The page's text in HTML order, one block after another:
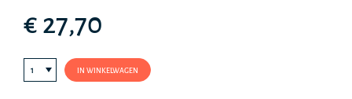
€ 27,70
IN WINKELWAGEN